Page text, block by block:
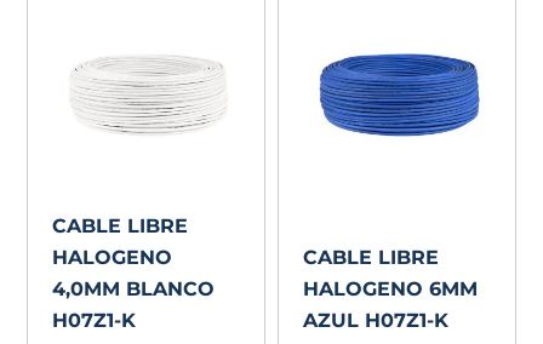
CABLE LIBRE
HALOGENO
4,0MM BLANCO
H07Z1-K
CABLE LIBRE
HALOGENO 6MM
AZUL H07Z1-K